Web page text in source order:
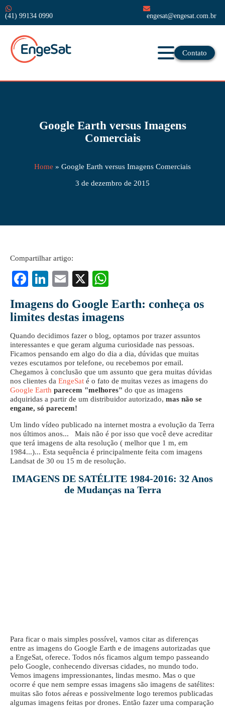
(41) 99134 0990 engesat@engesat.com.br
Contato
Google Earth versus Imagens
Comerciais
Home » Google Earth versus Imagens Comerciais
3 de dezembro de 2015
Compartilhar artigo:
Fa
bo
ok
Li
nk
ed
In
E
ail
X
ts
A
pp
Imagens do Google Earth: conheça os
limites destas imagens
Quando decidimos fazer o blog, optamos por trazer assuntos
interessantes e que geram alguma curiosidade nas pessoas.
Ficamos pensando em algo do dia a dia, dúvidas que muitas
vezes escutamos por telefone, ou recebemos por email.
Chegamos à conclusão que um assunto que gera muitas dúvidas
nos clientes da EngeSat é o fato de muitas vezes as imagens do
Google Earth parecem "melhores" do que as imagens
adquiridas a partir de um distribuidor autorizado, mas não se
engane, só parecem!
Um lindo vídeo publicado na internet mostra a evolução da Terra
nos últimos anos... Mais não é por isso que você deve acreditar
que terá imagens de alta resolução ( melhor que 1 m, em
1984...)... Esta sequência é principalmente feita com imagens
Landsat de 30 ou 15 m de resolução.
IMAGENS DE SATÉLITE 1984-2016: 32 Anos
de Mudanças na Terra
Para ficar o mais simples possível, vamos citar as diferenças
entre as imagens do Google Earth e de imagens autorizadas que
a EngeSat, oferece. Todos nós ficamos algum tempo passeando
pelo Google, conhecendo diversas cidades, no mundo todo.
Vemos imagens impressionantes, lindas mesmo. Mas o que
ocorre é que nem sempre essas imagens são imagens de satélites:
muitas são fotos aéreas e possivelmente logo teremos publicadas
algumas imagens feitas por drones. Então fazer uma comparação